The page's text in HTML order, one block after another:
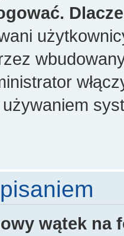
używaniem
wątek na